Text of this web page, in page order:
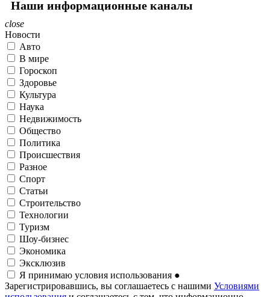
Наши информационные каналы
close
Новости
Авто
В мире
Гороскоп
Здоровье
Культура
Наука
Недвижимость
Общество
Политика
Происшествия
Разное
Спорт
Статьи
Строительство
Технологии
Туризм
Шоу-бизнес
Экономика
Эксклюзив
Я принимаю условия использования ●
Зарегистрировавшись, вы соглашаетесь с нашими Условиями